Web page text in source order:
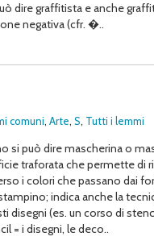
dire graffitista e anche
negativa (cfr. �..
comuni, Arte, S, Tutti i lemmi
si può dire mascherina o
traforata che permette di
i colori che passano dai
indica anche la
disegni (es. un corso di
= i disegni, le deco..